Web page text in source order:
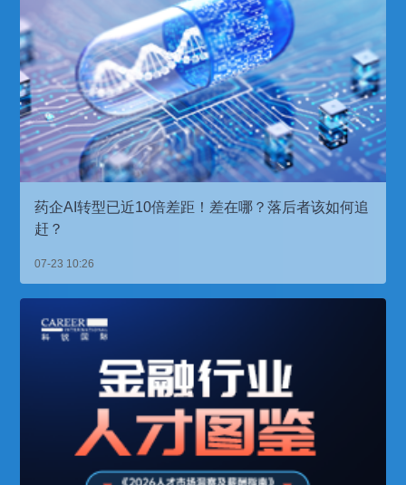
药企AI转型已近10倍差距！差在哪？落后者该如何追
赶？
07-23 10:26